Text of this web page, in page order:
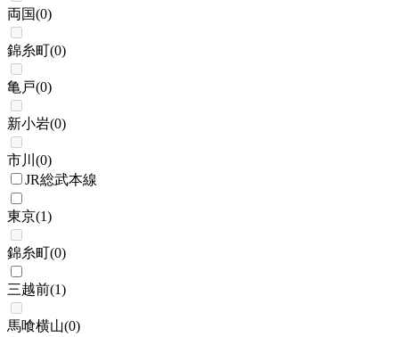
両国(0)
錦糸町(0)
亀戸(0)
新小岩(0)
市川 (0)
JR総武本線
東京(1)
錦糸町(0)
三越前(1)
馬喰横山(0)